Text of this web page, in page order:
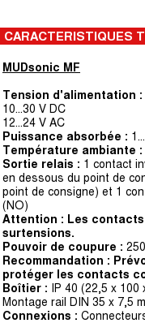
CARACTERISTIQUES
MUDsonic MF
Tension d'alimentation :
10...30 V DC
12...24 V AC
Puissance absorbée :
Température ambiante :
Sortie relais : 1 contact
en dessous du point de
point de consigne) et 1
(NO)
Attention : Les
surtensions.
Pouvoir de coupure :
Recommandation :
protéger les contacts
Boîtier : IP 40 (22,5 x 100
Montage rail DIN 35 x 7,5
Connexions :